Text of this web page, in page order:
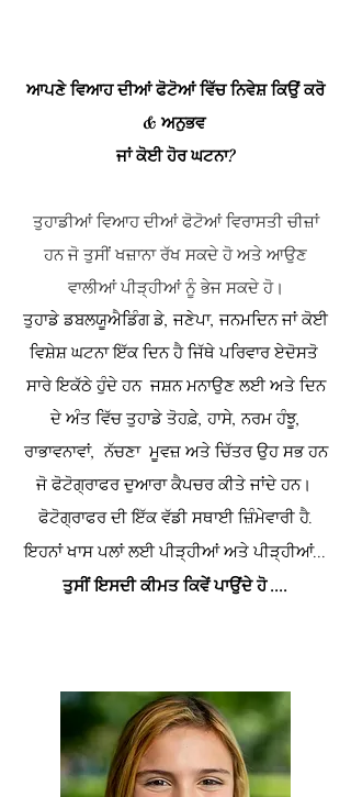
ਆਪਣੇ ਵਿਆਹ ਦੀਆਂ ਫੋਟੋਆਂ ਵਿੱਚ ਨਿਵੇਸ਼ ਕਿਉਂ ਕਰੋ
& ਅਨੁਭਵ
ਜਾਂ ਕੋਈ ਹੋਰ ਘਟਨਾ?
ਤੁਹਾਡੀਆਂ ਵਿਆਹ ਦੀਆਂ ਫੋਟੋਆਂ ਵਿਰਾਸਤੀ ਚੀਜ਼ਾਂ
ਹਨ ਜੋ ਤੁਸੀਂ ਖਜ਼ਾਨਾ ਰੱਖ ਸਕਦੇ ਹੋ ਅਤੇ ਆਉਣ
ਵਾਲੀਆਂ ਪੀੜ੍ਹੀਆਂ ਨੂੰ ਭੇਜ ਸਕਦੇ ਹੋ।
ਤੁਹਾਡੇ ਡਬਲਯੂਐਡਿੰਗ ਡੇ, ਜਣੇਪਾ, ਜਨਮਦਿਨ ਜਾਂ ਕੋਈ
ਵਿਸ਼ੇਸ਼ਘਟਨਾ ਇੱਕ ਦਿਨ ਹੈ ਜਿੱਥੇ ਪਰਿਵਾਰ ਏਦੋਸਤੋ
ਸਾਰੇ ਇਕੱਠੇ ਹੁੰਦੇ ਹਨ ਜਸ਼ਨ ਮਨਾਉਣ ਲਈ ਅਤੇ ਦਿਨ
ਦੇ ਅੰਤ ਵਿੱਚ ਤੁਹਾਡੇ ਤੋਹਫ਼ੇ, ਹਾਸੇ, ਨਰਮ ਹੰਝੂ,
ਰਾਭਾਵਨਾਵਾਂ, ਨੱਚਣਾ ਮੂਵਜ਼ ਅਤੇ ਚਿੱਤਰ ਉਹ ਸਭ ਹਨ
ਜੋ ਫੋਟੋਗ੍ਰਾਫਰ ਦੁਆਰਾ ਕੈਪਚਰ ਕੀਤੇ ਜਾਂਦੇ ਹਨ।
ਫੋਟੋਗ੍ਰਾਫਰ ਦੀ ਇੱਕ ਵੱਡੀ ਸਥਾਈ ਜ਼ਿੰਮੇਵਾਰੀ ਹੈ.
ਇਹਨਾਂ ਖਾਸ ਪਲਾਂ ਲਈਪੀੜ੍ਹੀਆਂ ਅਤੇ ਪੀੜ੍ਹੀਆਂ...
ਤੁਸੀਂ ਇਸਦੀ ਕੀਮਤ ਕਿਵੇਂ ਪਾਉਂਦੇ ਹੋ ....